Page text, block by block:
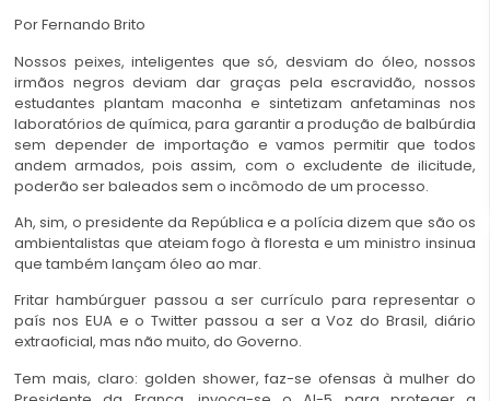
PorFernando Brito
Nossos peixes, inteligentes que só, desviam do óleo, nossos
irmãos negros deviam dar graças pela escravidão, nossos
estudantes plantam maconha e sintetizam anfetaminas nos
laboratórios de química, para garantir a produção de balbúrdia
sem depender de importação e vamos permitir que todos
andem armados, pois assim, com o excludente de ilicitude,
poderão ser baleados sem o incômodo de um processo.
Ah, sim, o presidente da República e a polícia dizem que são os
ambientalistas que ateiam fogo à floresta e um ministro insinua
que também lançam óleo ao mar.
Fritar hambúrguer passou a ser currículo para representar o
país nos EUAe o Twitter passou a ser a Voz do Brasil, diário
extraoficial, mas não muito, do Governo.
Tem mais, claro: golden shower, faz-se ofensas à mulher do